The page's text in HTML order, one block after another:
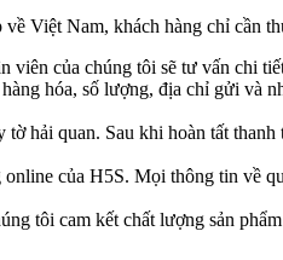
Việt Nam, khách hàng chỉ cần
của chúng tôi sẽ tư vấn chi
hóa, số lượng, địa chỉ gửi và
hải quan. Sau khi hoàn tất
của H5S. Mọi thông tin về
tôi cam kết chất lượng sản